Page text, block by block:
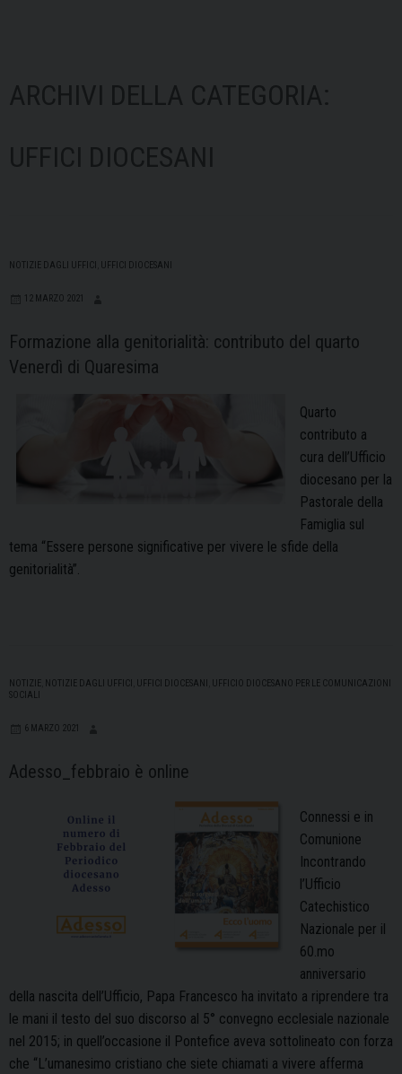
NOTIZIE DAGLI UFFICI UFFICI DIOCESANI
12 MARZO 2021
Formazione alla genitorialità: contributo del quarto
Venerdì di Quaresima
Quarto
contributo a
cura dell’Ufficio
diocesano per la
Pastorale della
Famiglia sul
tema “Essere persone significative per vivere le sfide della
genitorialità”.
NOTIZIE NOTIZIE DAGLI UFFICI UFFICI DIOCESANI
UFFICIO DIOCESANO PER LE COMUNICAZIONI
SOCIALI
6 MARZO 2021
Adesso_febbraio è online
Connessi e in
Comunione
Incontrando
l’Ufficio
Catechistico
Nazionale per il
60.mo
anniversario
della nascita dell’Ufficio, Papa Francesco ha invitato a riprendere tra
le mani il testo del suo discorso al 5° convegno ecclesiale nazionale
nel 2015; in quell’occasione il Pontefice aveva sottolineato con forza
che “L’umanesimo cristiano che siete chiamati a vivere afferma